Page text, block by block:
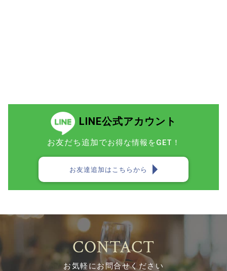
LINE公式アカウント
お友だち追加でお得な情報をGET！
お友達追加はこちらから
CONTACT
お気軽にお問合せください